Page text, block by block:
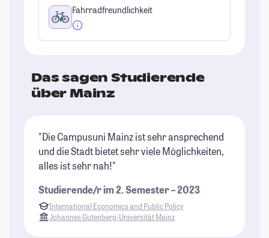
Fahrradfreundlichkeit
Das sagen Studierende
über Mainz
"Die Campusuni Mainz ist sehr ansprechend
und die Stadt bietet sehr viele Möglichkeiten,
alles ist sehr nah!"
Studierende/r im 2. Semester – 2023
International Economics and Public Policy
Johannes Gutenberg-Universität Mainz